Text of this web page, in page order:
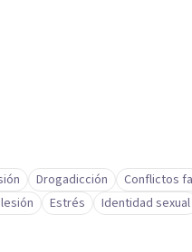
Drogadicción Conflictos
Estrés Identidad sexual